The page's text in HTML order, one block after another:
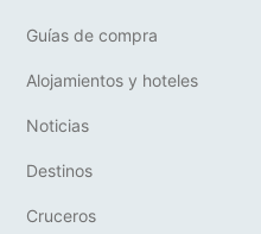
Guías de compra
Alojamientos y hoteles
Noticias
Destinos
Cruceros